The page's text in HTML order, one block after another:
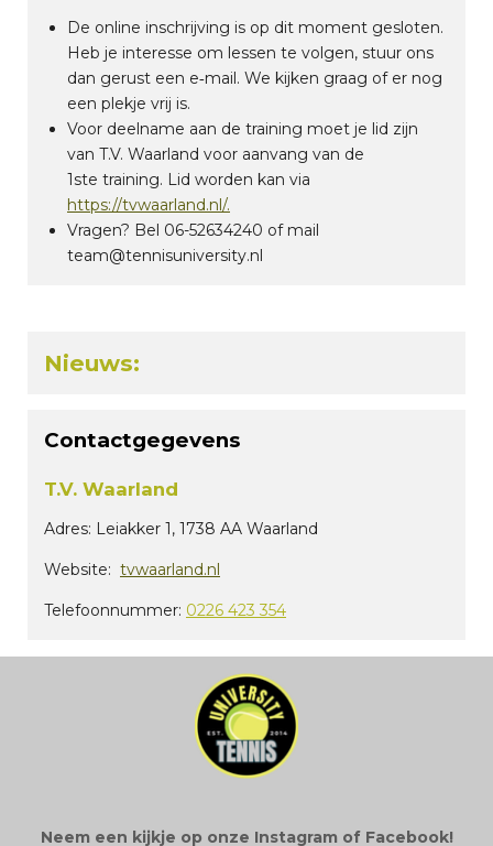
De online inschrijving is op dit moment gesloten.
Heb je interesse om lessen te volgen, stuur ons
dan gerust een e‑mail. We kijken graag of er nog
een plekje vrij is.
Voor deelname aan de training moet je lid zijn
van T.V. Waarland voor aanvang van de
1ste training. Lid worden kan via
https://tvwaarland.nl/.
Vragen? Bel 06-52634240 of mail
team@tennisuniversity.nl
Nieuws:
Contactgegevens
T.V. Waarland
Adres: Leiakker 1, 1738 AA Waarland
Website: tvwaarland.nl
Telefoonnummer: 0226 423 354
Neem een kijkje op onze Instagram of Facebook!